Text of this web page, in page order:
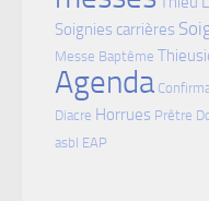
Soignies carrières
Messe Baptême
Agenda
Diacre Horrues Prêtre
asbl EAP